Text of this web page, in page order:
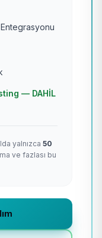
— DAHİL
yalnızca 50
ve fazlası bu